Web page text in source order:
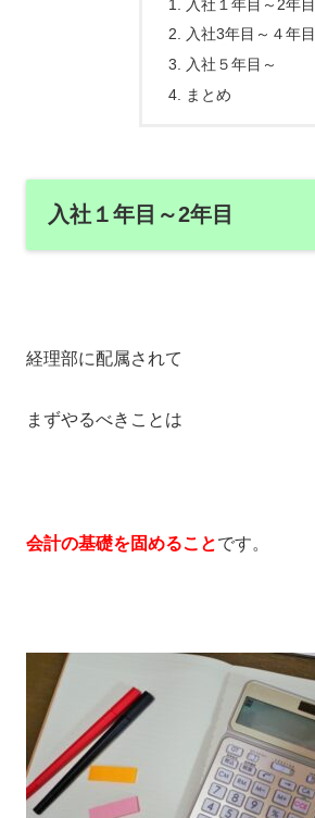
入社１年目～2年目
入社3年目～４年目
入社５年目～
まとめ
入社１年目～2年目
経理部に配属されて
まずやるべきことは
会計の基礎を固めることです。